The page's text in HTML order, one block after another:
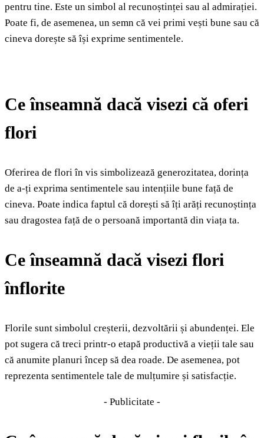
pentru tine. Este un simbol al recunoștinței sau al admirației.
Poate fi, de asemenea, un semn că vei primi vești bune sau că
cineva dorește să își exprime sentimentele.
Ce înseamnă dacă visezi că oferi
flori
Oferirea de flori în vis simbolizează generozitatea, dorința
de a-ți exprima sentimentele sau intențiile bune față de
cineva. Poate indica faptul că dorești să îți arăți recunoștința
sau dragostea față de o persoană importantă din viața ta.
Ce înseamnă dacă visezi flori
înflorite
Florile sunt simbolul creșterii, dezvoltării și abundenței. Ele
pot sugera că treci printr-o etapă productivă a vieții tale sau
că anumite planuri încep să dea roade. De asemenea, pot
reprezenta sentimentele tale de mulțumire și satisfacție.
- Publicitate -